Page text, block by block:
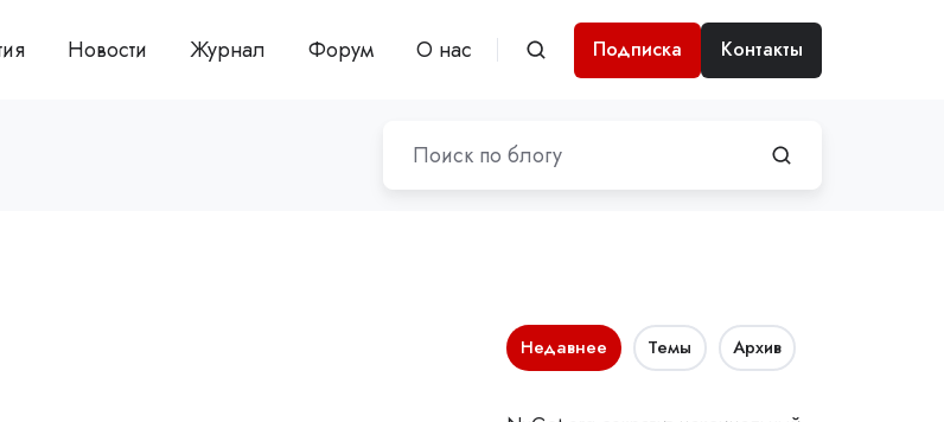
Новости Журнал Форум О нас Подписка Контакты
Недавнее Темы Архив